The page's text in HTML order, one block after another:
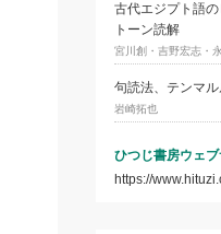
古代エジプト語
トーン読解
宮川創・吉野宏志・
句読法、テンマ
岩崎拓也
ひつじ書房ウェブ
https://